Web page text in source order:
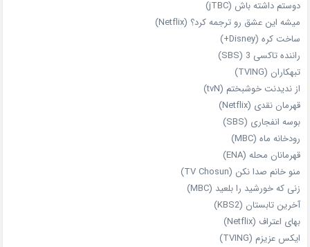
دوستم داشته باش (jTBC)
میشه این عشق رو ترجمه کرد؟ (Netflix)
ساخت کره (Disney+)
راننده تاکسی 3 (SBS)
تبهکاران (TVING)
از ندیدنت خوشبختم (tvN)
قهرمان نقدی (Netflix)
بوسه انفجاری (SBS)
رودخانه ماه (MBC)
قهرمانان محله (ENA)
منو خانم صدا نکن (TV Chosun)
زنی که خورشید را بلعید (MBC)
آخرین تابستان (KBS2)
بهای اعتراف (Netflix)
ایکس عزیزم (TVING)